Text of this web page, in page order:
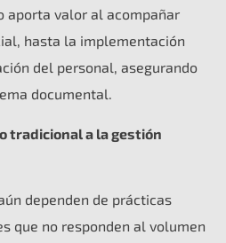
aporta valor al acompañar
hasta la implementación
del personal, asegurando
documental.
tradicional a la gestión
dependen de prácticas
que no responden al volumen